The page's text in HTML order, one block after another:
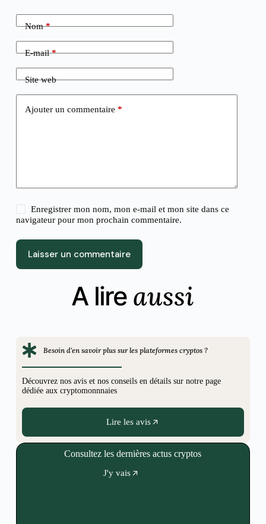
Nom*
E-mail*
Site web
Ajouter un commentaire *
Enregistrer mon nom, mon e-mail et mon site dans ce
navigateur pour mon prochain commentaire.
Laisser un commentaire
A lire aussi
Besoin d'en savoir plus sur les plateformes cryptos ?
Découvrez nos avis et nos conseils en détails sur notre page
dédiée aux cryptomonnnaies
Lire les avis
Consultez les dernières actus cryptos
J'y vais